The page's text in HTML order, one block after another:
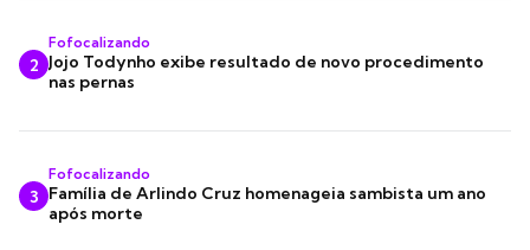
2
Fofocalizando
Jojo Todynho exibe resultado de novo procedimento
nas pernas
3
Fofocalizando
Família de Arlindo Cruz homenageia sambista um ano
após morte